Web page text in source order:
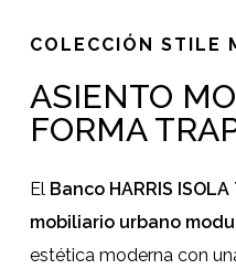
COLECCIÓN STILE
ASIENTO
FORMA
El Banco HARRIS ISOLA
mobiliario urbano
estética moderna con